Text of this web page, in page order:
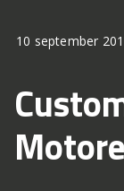
10 september